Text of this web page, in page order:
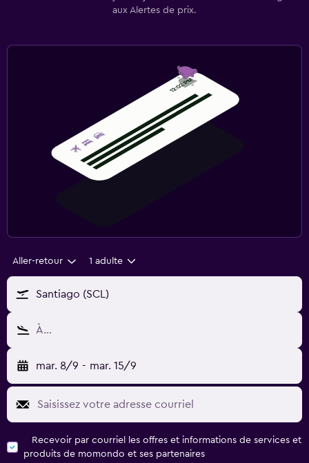
aux Alertes de prix.
Aller-retour 1 adulte
Santiago (SCL)
À…
mar. 8/9 - mar. 15/9
Recevoir par courriel les offres et informations de services et
produits de momondo et ses partenaires